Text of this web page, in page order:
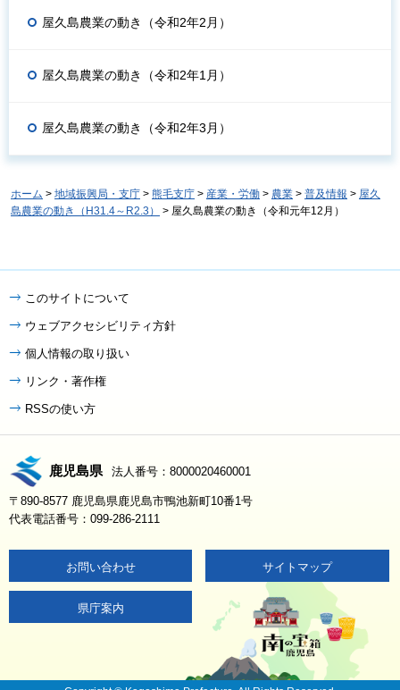
屋久島農業の動き（令和2年2月）
屋久島農業の動き（令和2年1月）
屋久島農業の動き（令和2年3月）
ホーム > 地域振興局・支庁 > 熊毛支庁 > 産業・労働 > 農業 > 普及情報 > 屋久
島農業の動き（H31.4～R2.3）
> 屋久島農業の動き（令和元年12月）
このサイトについて
ウェブアクセシビリティ方針
個人情報の取り扱い
リンク・著作権
RSSの使い方
鹿児島県 法人番号：8000020460001
〒890-8577 鹿児島県鹿児島市鴨池新町10番1号
代表電話番号：099-286-2111
お問い合わせ サイトマップ
県庁案内